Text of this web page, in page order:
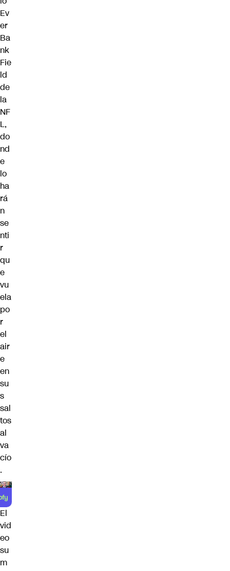
Ev
er
Ba
nk
Fie
ld
de
la
NF
L,
do
nd
e
lo
ha
rá
n
se
nti
r
qu
e
vu
ela
po
r
el
air
e
en
su
s
sal
tos
al
va
cío
.
El
vid
eo
su
m